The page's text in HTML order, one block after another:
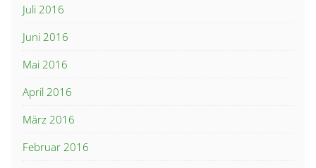
Juli 2016
Juni 2016
Mai 2016
April 2016
März 2016
Februar 2016